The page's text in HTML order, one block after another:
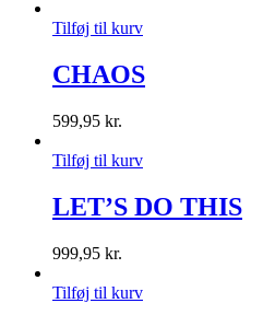
Tilføj til kurv
CHAOS
599,95 kr.
Tilføj til kurv
LET’S DO THIS
999,95 kr.
Tilføj til kurv